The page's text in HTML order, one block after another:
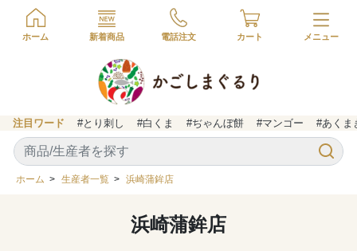
ホーム 新着商品 電話注文 カート
注目ワード #とり刺し #白くま #ぢゃんぼ餅 #マンゴー #あくま
ホーム > 生産者一覧 > 浜崎蒲鉾店
浜崎蒲鉾店